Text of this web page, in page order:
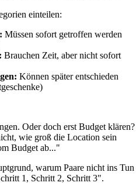
einteilen:
Müssen sofort getroffen werden
Brauchen Zeit, aber nicht sofort
Können später entschieden
Oder doch erst Budget klären?
wie groß die Location sein
Budget ab..."
warum Paare nicht ins Tun
1, Schritt 2, Schritt 3".